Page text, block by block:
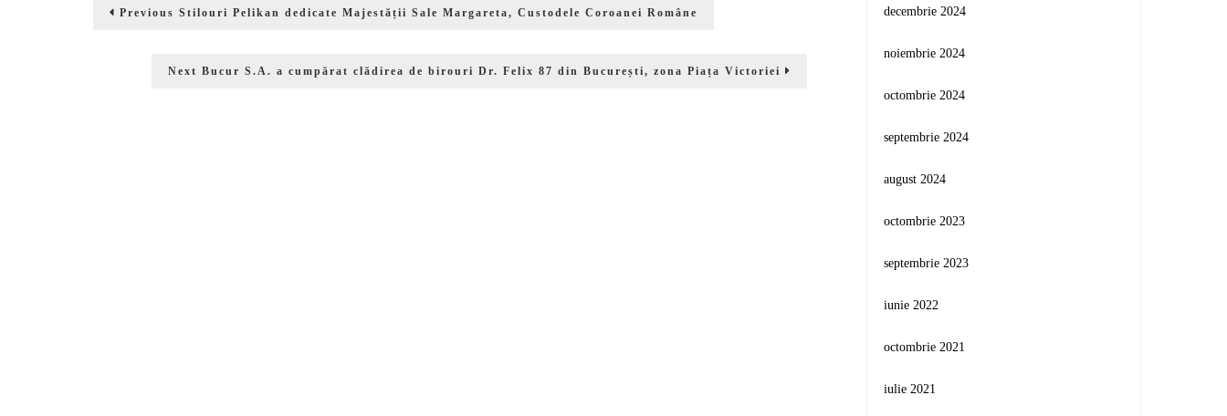
Previous Previous
Stilouri Pelikan dedicate Majestății Sale Margareta, Custodele Coroanei Române
Next Next
Bucur S.A. a cumpărat clădirea de birouri Dr. Felix 87 din București, zona Piața Victoriei
decembrie 2024
noiembrie 2024
octombrie 2024
septembrie 2024
august 2024
octombrie 2023
septembrie 2023
iunie 2022
octombrie 2021
iulie 2021